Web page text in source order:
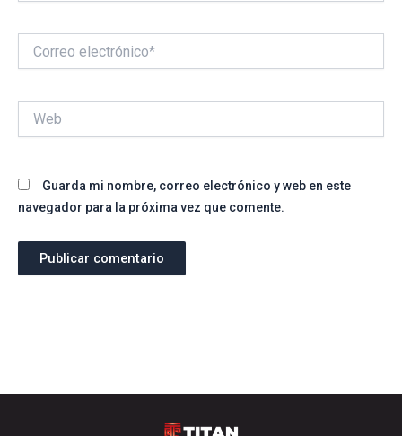
electrónico*
Guarda mi nombre, correo electrónico y web en este
navegador para la próxima vez que comente.